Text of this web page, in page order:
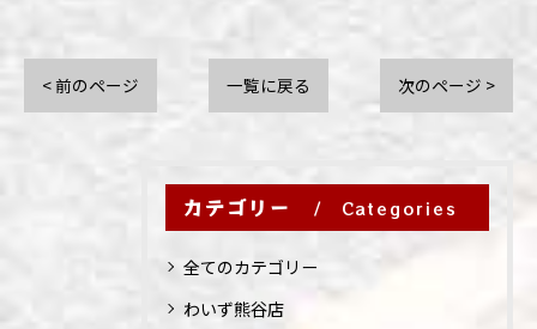
< 前のページ 一覧に戻る 次のページ >
カテゴリー Categories
全てのカテゴリー
わいず熊谷店